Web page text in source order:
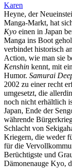
Karen
Heyne, der
Manga-Markt, hat
Kyo einen in Japan
Manga ins Boot
verbindet historisch
Action, wie man sie
Kenshin kennt, mit
Humor. Samurai
2002 zu einer recht
umgesetzt, die
noch nicht erhältlich
Japan, Ende der
währende
Schlacht von
Kriegern, die weder
für die
Berüchtigste und
Dämonenauge Kyo,